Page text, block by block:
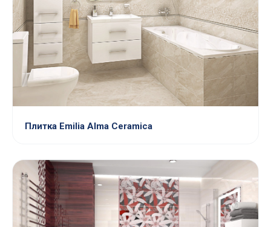
Плитка Emilia Alma Ceramica